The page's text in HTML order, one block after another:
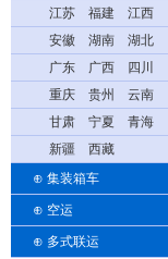
江苏
福建
江西
安徽
湖南
湖北
广东
广西
四川
重庆
贵州
云南
甘肃
宁夏
青海
新疆
西藏
⊕ 集装箱车
⊕ 空运
⊕ 多式联运